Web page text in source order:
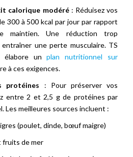
calorique modéré: Réduisez vos
300 à 500 kcal par jour par rapport
maintien. Une réduction trop
une perte musculaire. TS
élabore un plan nutritionnel sur
à ces exigences.
protéines : Pour préserver vos
entre 2 et 2,5 g de protéines par
Les meilleures sources incluent :
(poulet, dinde, bœuf maigre)
fruits de mer